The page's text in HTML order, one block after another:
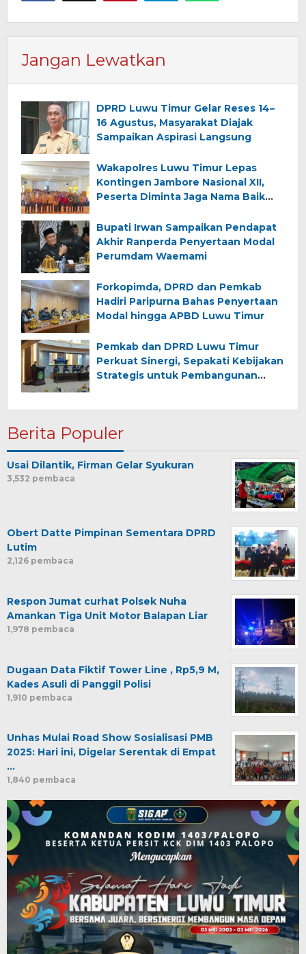
Jangan Lewatkan
DPRD Luwu Timur Gelar Reses 14–
16 Agustus, Masyarakat Diajak
Sampaikan Aspirasi Langsung
Wakapolres Luwu Timur Lepas
Kontingen Jambore Nasional XII,
Peserta Diminta Jaga Nama Baik
Bupati Irwan Sampaikan Pendapat
Akhir Ranperda Penyertaan Modal
Perumdam Waemami
Forkopimda, DPRD dan Pemkab
Hadiri Paripurna Bahas Penyertaan
Modal hingga APBD Luwu Timur
Pemkab dan DPRD Luwu Timur
Perkuat Sinergi, Sepakati Kebijakan
Strategis untuk Pembangunan
Berita Populer
Usai Dilantik, Firman Gelar Syukuran
3,532 pembaca
Obert Datte Pimpinan Sementara DPRD
Lutim
2,126 pembaca
Respon Jumat curhat Polsek Nuha
Amankan Tiga Unit Motor Balapan Liar
1,978 pembaca
Dugaan Data Fiktif Tower Line , Rp5,9 M,
Kades Asuli di Panggil Polisi
1,910 pembaca
Unhas Mulai Road Show Sosialisasi PMB
2025: Hari ini, Digelar Serentak di Empat
…
1,840 pembaca